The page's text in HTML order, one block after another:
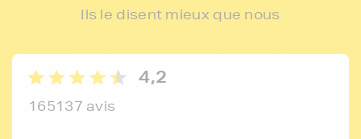
Ils le disent mieux que nous
4,2
165137 avis